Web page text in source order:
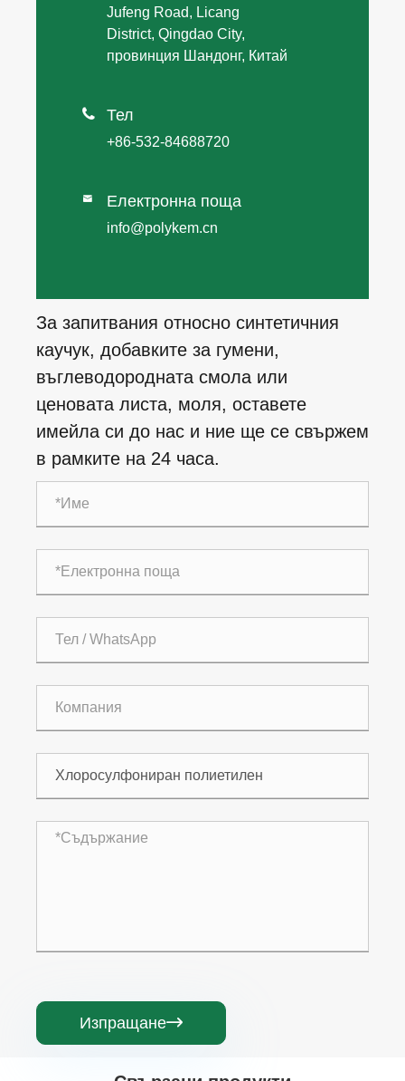
Jufeng Road, Licang
District, Qingdao City,
провинция Шандонг, Китай
 Тел
+86-532-84688720
 Електронна поща
info@polykem.cn
За запитвания относно синтетичния
каучук, добавките за гумени,
въглеводородната смола или
ценовата листа, моля, оставете
имейла си до нас и ние ще се свържем
в рамките на 24 часа.
Изпращане